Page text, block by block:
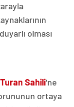
olması
Sahili‘ne
ortaya